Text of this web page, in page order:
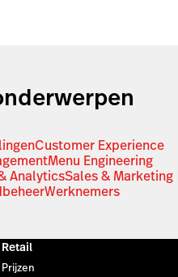
Customer Experience
Menu Engineering
AnalyticsSales & Marketing
Werknemers
Retail
Prijzen